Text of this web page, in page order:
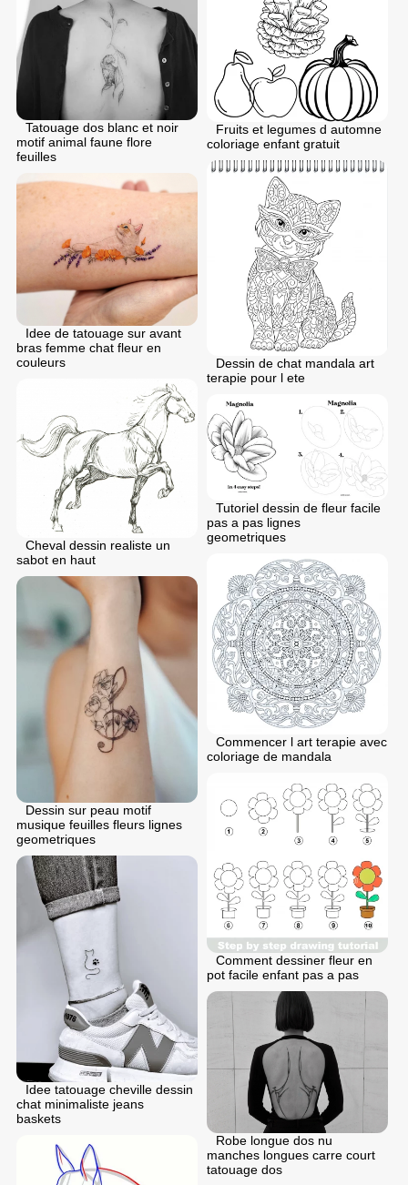
Fruits et legumes d automne
coloriage enfant gratuit
Tatouage dos blanc et noir
motif animal faune flore
feuilles
Dessin de chat mandala art
terapie pour l ete
Idee de tatouage sur avant
bras femme chat fleur en
couleurs
Cheval dessin realiste un
sabot en haut
Tutoriel dessin de fleur facile
pas a pas lignes
geometriques
Commencer l art terapie avec
coloriage de mandala
Dessin sur peau motif
musique feuilles fleurs lignes
geometriques
Comment dessiner fleur en
pot facile enfant pas a pas
Idee tatouage cheville dessin
chat minimaliste jeans
baskets
Robe longue dos nu
manches longues carre court
tatouage dos